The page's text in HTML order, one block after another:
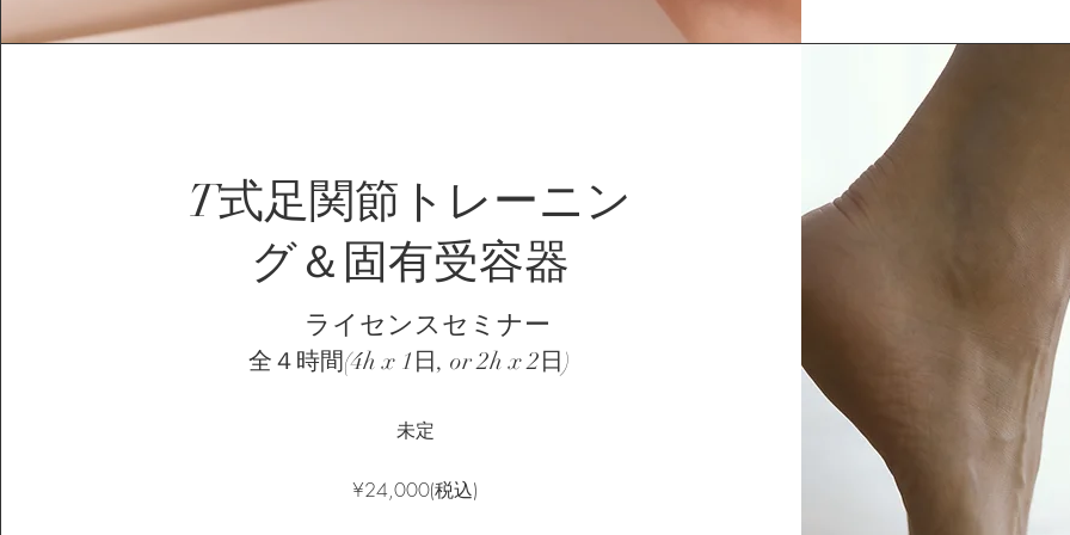
T式足関節トレーニン
グ＆固有受容器
全４時間(4h x 1日, or 2h x 2日)
未定
​¥24,000(税込)
ライセンスセミナー